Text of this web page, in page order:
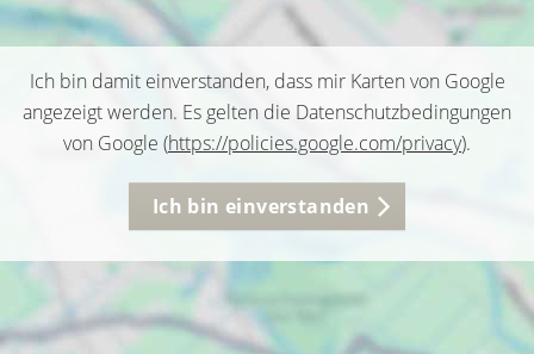
Ich bin damit einverstanden, dass mir Karten von Google
angezeigt werden. Es gelten die Datenschutzbedingungen
von Google (https://policies.google.com/privacy).
Ich bin einverstanden